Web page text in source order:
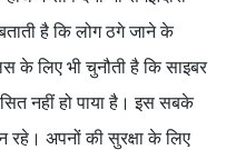
है कि लोग ठगे जाने के
के लिए भी चुनौती है कि साइबर
नहीं हो पाया है। इस सबके
रहे। अपनों की सुरक्षा के लिए